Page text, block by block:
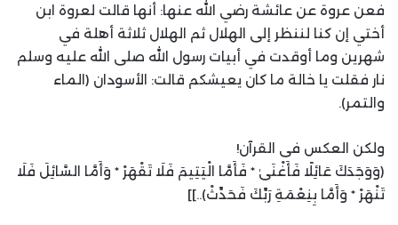
​فعن عروة عن عائشة رضي الله عنها: أنها قالت لعروة ابن
أختي إن كنا لننظر إلى الهلال ثم الهلال ثلاثة أهلة في
شهرين وما أوقدت في أبيات رسول الله صلى الله عليه وسلم
نار فقلت يا خالة ما كان يعيشكم قالت: الأسودان (الماء
والتمر).
​ولكن العكس فى القرآن!
​(وَوَجَدَكَ عَائِلًا فَأَغْنَىٰ * فَأَمَّا الْيَتِيمَ فَلَا تَقْهَرْ * وَأَمَّا السَّائِلَ فَلَا
تَنْهَرْ * وَأَمَّا بِنِعْمَةِ رَبِّكَ فَحَدِّثْ)..]]